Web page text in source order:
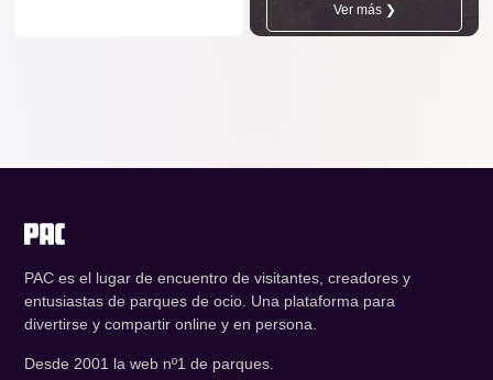
Ver más ❯
PAC es el lugar de encuentro de visitantes, creadores y
entusiastas de parques de ocio. Una plataforma para
divertirse y compartir online y en persona.
Desde 2001 la web nº1 de parques.